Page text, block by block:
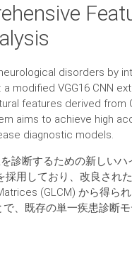
disorders by
modified VGG16 CNN
features derived from
aims to achieve high
diagnostic models.
診断するための新しいハ
用しており、改良された
(GLCM) から得ら
、既存の単一疾患診断モ